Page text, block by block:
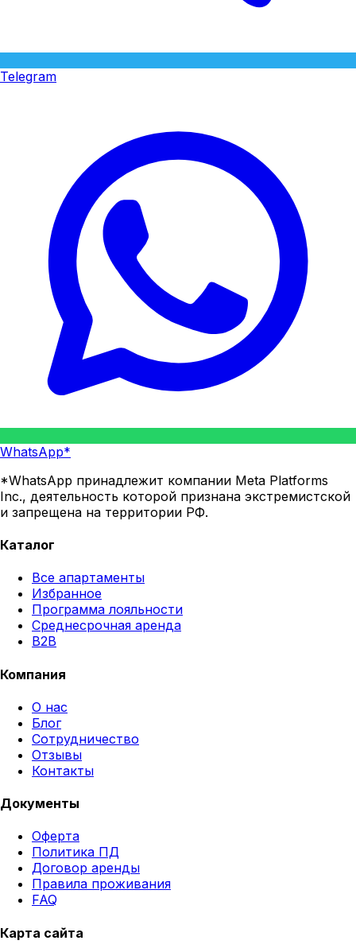
Telegram
WhatsApp*
*WhatsApp принадлежит компании Meta Platforms
Inc., деятельность которой признана экстремистской
и запрещена на территории РФ.
Каталог
Все апартаменты
Избранное
Программа лояльности
Среднесрочная аренда
B2B
Компания
О нас
Блог
Сотрудничество
Отзывы
Контакты
Документы
Оферта
Политика ПД
Договор аренды
Правила проживания
FAQ
Карта сайта